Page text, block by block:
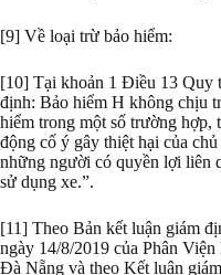
[9] Về loại trừ bảo hiểm:
[10] Tại khoản 1 Điều 13 Quy
định: Bảo hiểm H không chịu
hiểm trong một số trường hợp,
động cố ý gây thiệt hại của
những người có quyền lợi liên
sử dụng xe.”.
[11] Theo Bản kết luận giám
ngày 14/8/2019 của Phân
Đà Nẵng và theo Kết luận